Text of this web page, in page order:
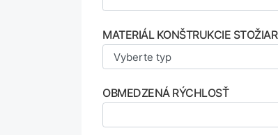
MATERIÁL KONŠTRUKCIE STOŽIAR
OBMEDZENÁ RÝCHLOSŤ